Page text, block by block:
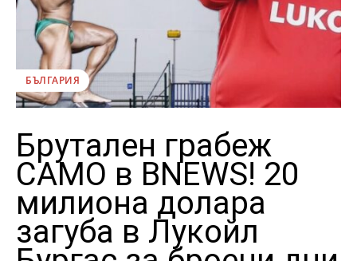
БЪЛГАРИЯ
Брутален грабеж
САМО в BNEWS! 20
милиона долара
загуба в Лукойл